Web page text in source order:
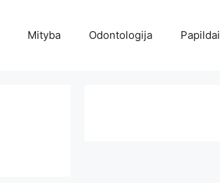
Mityba Odontologija Papildai